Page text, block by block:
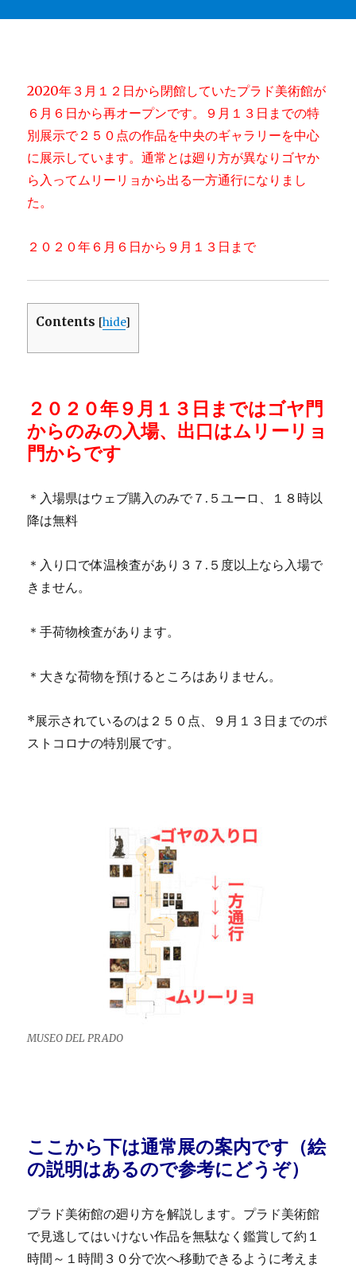
2020年３月１２日から閉館していたプラド美術館が
６月６日から再オープンです。９月１３日までの特
別展示で２５０点の作品を中央のギャラリーを中心
に展示しています。通常とは廻り方が異なりゴヤか
ら入ってムリーリョから出る一方通行になりまし
た。
２０２０年６月６日から９月１３日まで
Contents [hide]
２０２０年９月１３日まではゴヤ門
からのみの入場、出口はムリーリョ
門からです
＊入場県はウェブ購入のみで７.５ユーロ、１８時以
降は無料
＊入り口で体温検査があり３７.５度以上なら入場で
きません。
＊手荷物検査があります。
＊大きな荷物を預けるところはありません。
*展示されているのは２５０点、９月１３日までのポ
ストコロナの特別展です。
MUSEO DEL PRADO
ここから下は通常展の案内です（絵
の説明はあるので参考にどうぞ）
プラド美術館の廻り方を解説します。プラド美術館
で見逃してはいけない作品を無駄なく鑑賞して約１
時間～１時間３０分で次へ移動できるように考えま